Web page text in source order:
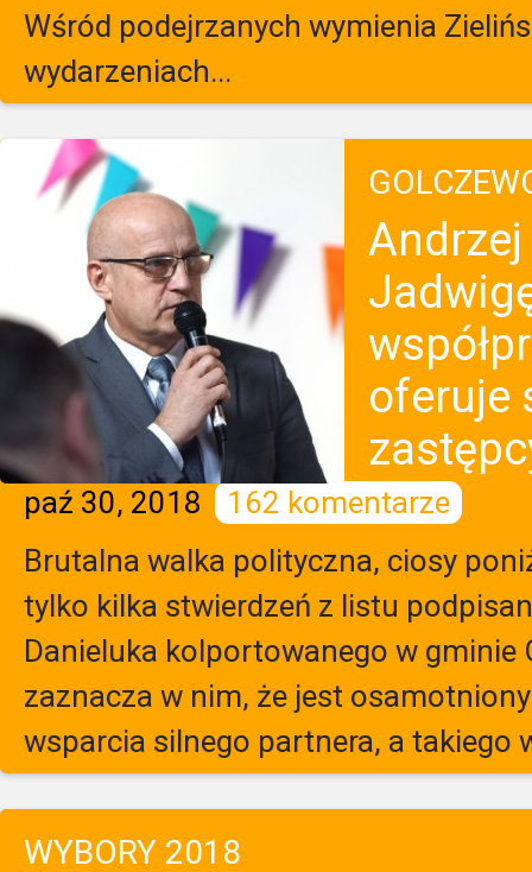
Wśród podejrzanych wymienia
wydarzeniach...
oferuje
paź 30, 2018
162 komentarze
Brutalna walka polityczna, ciosy
tylko kilka stwierdzeń z listu
Danieluka kolportowanego w gminie
zaznacza w nim, że jest
wsparcia silnego partnera, a takiego
WYBORY 2018